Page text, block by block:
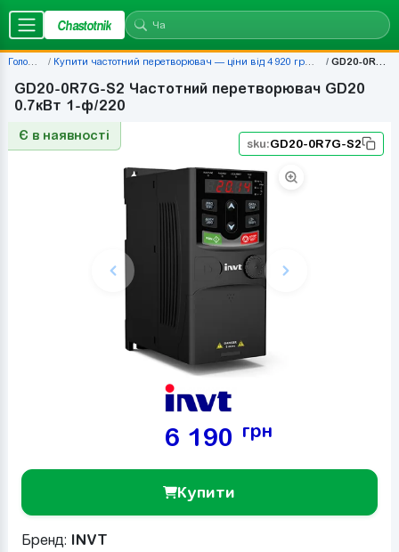
Chastotnik
Головна Купити частотний перетворювач — ціни від 4 920 грн | Chastotnik.ua GD20-0R7G-S2
GD20-0R7G-S2 Частотний перетворювач GD20
0.7кВт 1-ф/220
Є в наявності
sku:GD20-0R7G-S2
6 190 грн
Купити
Бренд: INVT